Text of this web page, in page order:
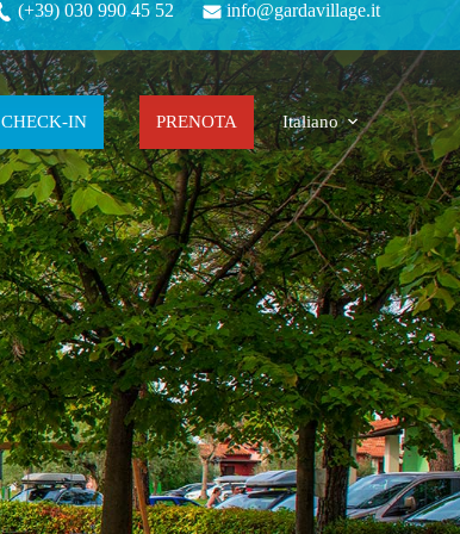
(+39) 030 990 45 52 info@gardavillage.it
CHECK-IN PRENOTA Italiano